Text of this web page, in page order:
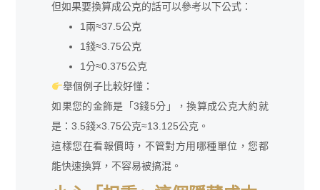
但如果要換算成公克的話可以參考以下公式：
1兩≈37.5公克
1錢≈3.75公克
1分≈0.375公克
舉個例子比較好懂：
如果您的金飾是「3錢5分」，換算成公克大約就
是：3.5錢×3.75公克≈13.125公克。
這樣您在看報價時，不管對方用哪種單位，您都
能快速換算，不容易被搞混。